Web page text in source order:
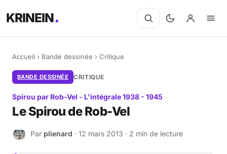
KRINEIN
Accueil › Bande dessinée › Critique
BANDE DESSINÉE CRITIQUE
Spirou par Rob-Vel - L'intégrale 1938 - 1945
Le Spirou de Rob-Vel
P Par plienard · 12 mars 2013 · 2 min de lecture